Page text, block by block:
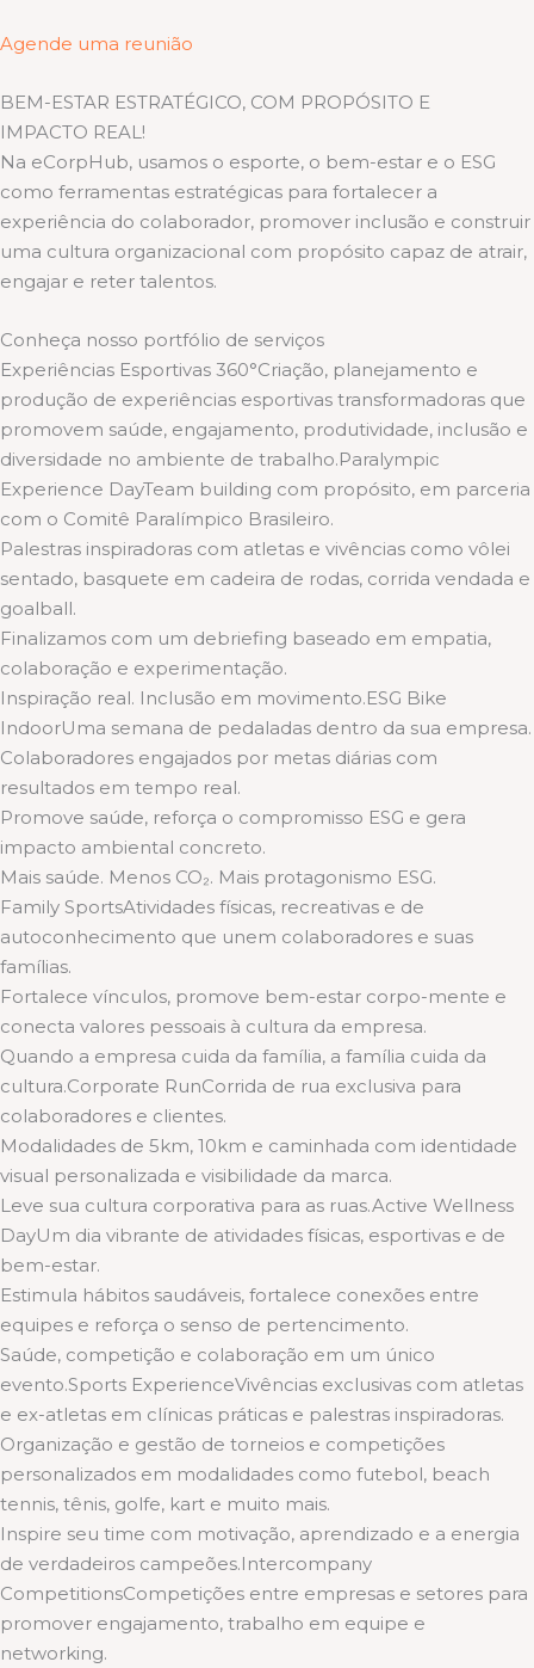
Agende uma reunião
BEM-ESTAR ESTRATÉGICO, COM PROPÓSITO E
IMPACTO REAL!
Na eCorpHub, usamos o esporte, o bem-estar e o ESG
como ferramentas estratégicas para fortalecer a
experiência do colaborador, promover inclusão e construir
uma cultura organizacional com propósito capaz de atrair,
engajar e reter talentos.
Conheça nosso portfólio de serviços
Experiências Esportivas 360°Criação, planejamento e
produção de experiências esportivas transformadoras que
promovem saúde, engajamento, produtividade, inclusão e
diversidade no ambiente de trabalho.Paralympic
Experience DayTeam building com propósito, em parceria
com o Comitê Paralímpico Brasileiro.
Palestras inspiradoras com atletas e vivências como vôlei
sentado, basquete em cadeira de rodas, corrida vendada e
goalball.
Finalizamos com um debriefing baseado em empatia,
colaboração e experimentação.
Inspiração real. Inclusão em movimento.ESG Bike
IndoorUma semana de pedaladas dentro da sua empresa.
Colaboradores engajados por metas diárias com
resultados em tempo real.
Promove saúde, reforça o compromisso ESG e gera
impacto ambiental concreto.
Mais saúde. Menos CO₂. Mais protagonismo ESG.
Family SportsAtividades físicas, recreativas e de
autoconhecimento que unem colaboradores e suas
famílias.
Fortalece vínculos, promove bem-estar corpo-mente e
conecta valores pessoais à cultura da empresa.
Quando a empresa cuida da família, a família cuida da
cultura.Corporate RunCorrida de rua exclusiva para
colaboradores e clientes.
Modalidades de 5km, 10km e caminhada com identidade
visual personalizada e visibilidade da marca.
Leve sua cultura corporativa para as ruas.Active Wellness
DayUm dia vibrante de atividades físicas, esportivas e de
bem-estar.
Estimula hábitos saudáveis, fortalece conexões entre
equipes e reforça o senso de pertencimento.
Saúde, competição e colaboração em um único
evento.Sports ExperienceVivências exclusivas com atletas
e ex-atletas em clínicas práticas e palestras inspiradoras.
Organização e gestão de torneios e competições
personalizados em modalidades como futebol, beach
tennis, tênis, golfe, kart e muito mais.
Inspire seu time com motivação, aprendizado e a energia
de verdadeiros campeões.Intercompany
CompetitionsCompetições entre empresas e setores para
promover engajamento, trabalho em equipe e
networking.